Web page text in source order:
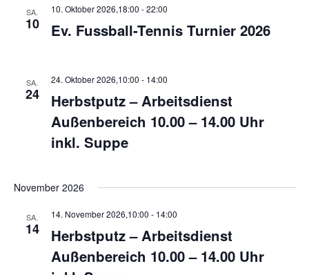
SA.
10
10. Oktober 2026,18:00 -22:00
Ev. Fussball-Tennis Turnier 2026
SA.
24
24. Oktober 2026,10:00 - 14:00
Herbstputz – Arbeitsdienst
Außenbereich 10.00 – 14.00 Uhr
inkl. Suppe
November 2026
SA.
14
14. November 2026,10:00 - 14:00
Herbstputz – Arbeitsdienst
Außenbereich 10.00 – 14.00 Uhr